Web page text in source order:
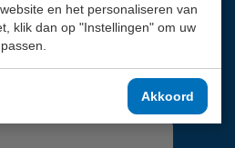
en het personaliseren van
klik dan op "Instellingen" om uw
Akkoord